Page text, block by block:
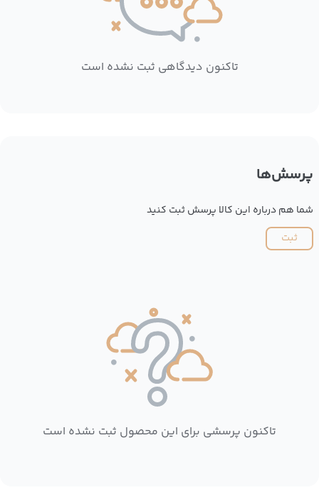
تاکنون دیدگاهی ثبت نشده است
پرسش‌ها
شما هم درباره این کالا پرسش ثبت کنید
ثبت
تاکنون پرسشی برای این محصول ثبت نشده است